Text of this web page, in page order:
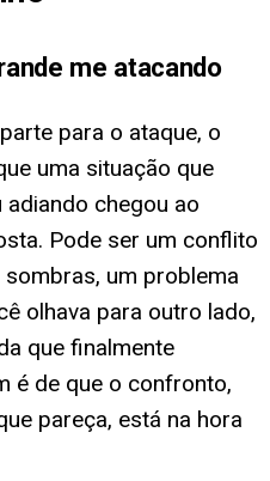
me atacando
para o ataque, o
uma situação que
chegou ao
Pode ser um conflito
um problema
olhava para outro lado,
que finalmente
é de que o confronto,
pareça, está na hora